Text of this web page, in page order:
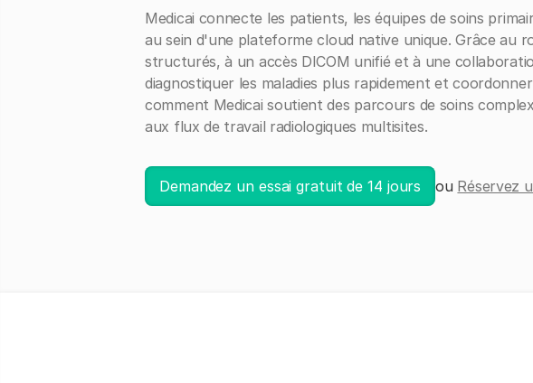
Medicai connecte les patients, les équipes de soins
au sein d'une plateforme cloud native unique. Grâce au
structurés, à un accès DICOM unifié et à une
diagnostiquer les maladies plus rapidement et
comment Medicai soutient des parcours de soins
aux flux de travail radiologiques multisites.
Demandez un essai gratuit de 14 jours ou Réservez